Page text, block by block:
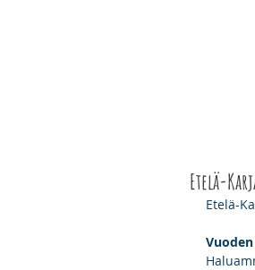
Etelä-
Etelä-